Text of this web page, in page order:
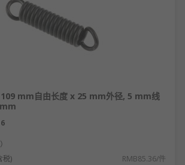
109 mm自由长度 x 25 mm外径, 5 mm线
税) RMB85.36/件